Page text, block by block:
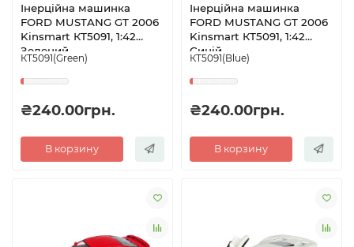
Інерційна машинка
FORD MUSTANG GT 2006
Kinsmart КТ5091, 1:42
Зелений
КТ5091(Green)
₴240.00грн.
В корзину
Інерційна машинка
FORD MUSTANG GT 2006
Kinsmart КТ5091, 1:42
Синій
КТ5091(Blue)
₴240.00грн.
В корзину